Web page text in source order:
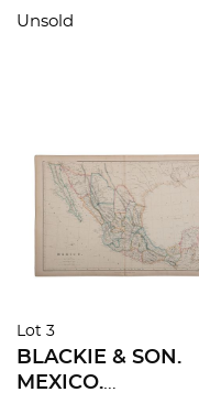
Unsold
Lot 3
BLACKIE & SON.
MEXICO.